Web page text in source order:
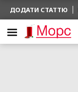
ДОДАТИ СТАТТЮ